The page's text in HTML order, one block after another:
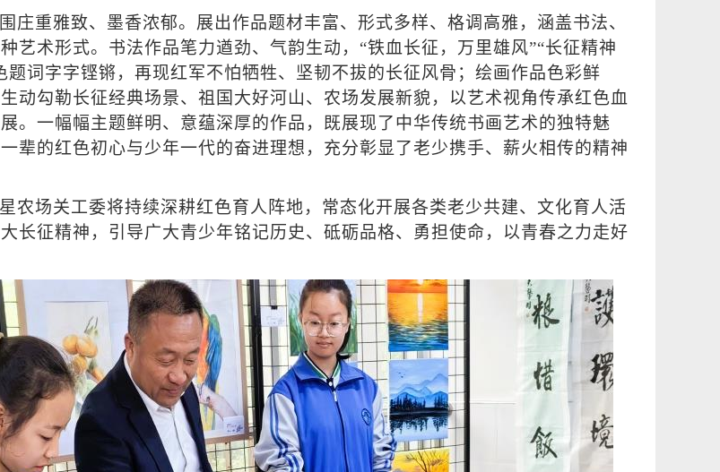
庄重雅致、墨香浓郁。展出作品题材丰富、形式多样、格调高雅，涵盖书法、
艺术形式。书法作品笔力遒劲、气韵生动，“铁血长征，万里雄风”“长征精神
题词字字铿锵，再现红军不怕牺牲、坚韧不拔的长征风骨；绘画作品色彩鲜
动勾勒长征经典场景、祖国大好河山、农场发展新貌，以艺术视角传承红色血
。一幅幅主题鲜明、意蕴深厚的作品，既展现了中华传统书画艺术的独特魅
辈的红色初心与少年一代的奋进理想，充分彰显了老少携手、薪火相传的精神
农场关工委将持续深耕红色育人阵地，常态化开展各类老少共建、文化育人活
长征精神，引导广大青少年铭记历史、砥砺品格、勇担使命，以青春之力走好